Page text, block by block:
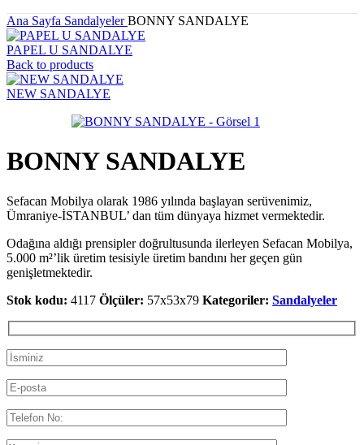
Ana Sayfa SandalyelerBONNY SANDALYE
PAPEL U SANDALYE
Back to products
NEW SANDALYE
BONNY SANDALYE
Sefacan Mobilya olarak 1986 yılında başlayan serüvenimiz,
Ümraniye-İSTANBUL’ dan tüm dünyaya hizmet vermektedir.
Odağına aldığı prensipler doğrultusunda ilerleyen Sefacan Mobilya,
5.000 m²’lik üretim tesisiyle üretim bandını her geçen gün
genişletmektedir.
Stok kodu: 4117 Ölçüler: 57x53x79 Kategoriler: Sandalyeler